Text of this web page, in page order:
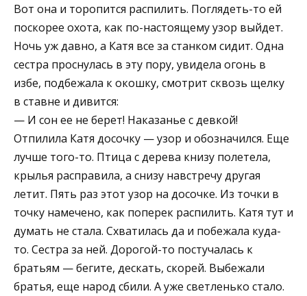
Вот она и торопится распилить. Поглядеть-то ей
поскорее охота, как по-настоящему узор выйдет.
Ночь уж давно, а Катя все за станком сидит. Одна
сестра проснулась в эту пору, увидела огонь в
избе, подбежала к окошку, смотрит сквозь щелку
в ставне и дивится:
— И сон ее не берет! Наказанье с девкой!
Отпилила Катя досочку — узор и обозначился. Еще
лучше того-то. Птица с дерева книзу полетела,
крылья расправила, а снизу навстречу другая
летит. Пять раз этот узор на досочке. Из точки в
точку намечено, как поперек распилить. Катя тут и
думать не стала. Схватилась да и побежала куда-
то. Сестра за ней. Дорогой-то постучалась к
братьям — бегите, дескать, скорей. Выбежали
братья, еще народ сбили. А уже светленько стало.